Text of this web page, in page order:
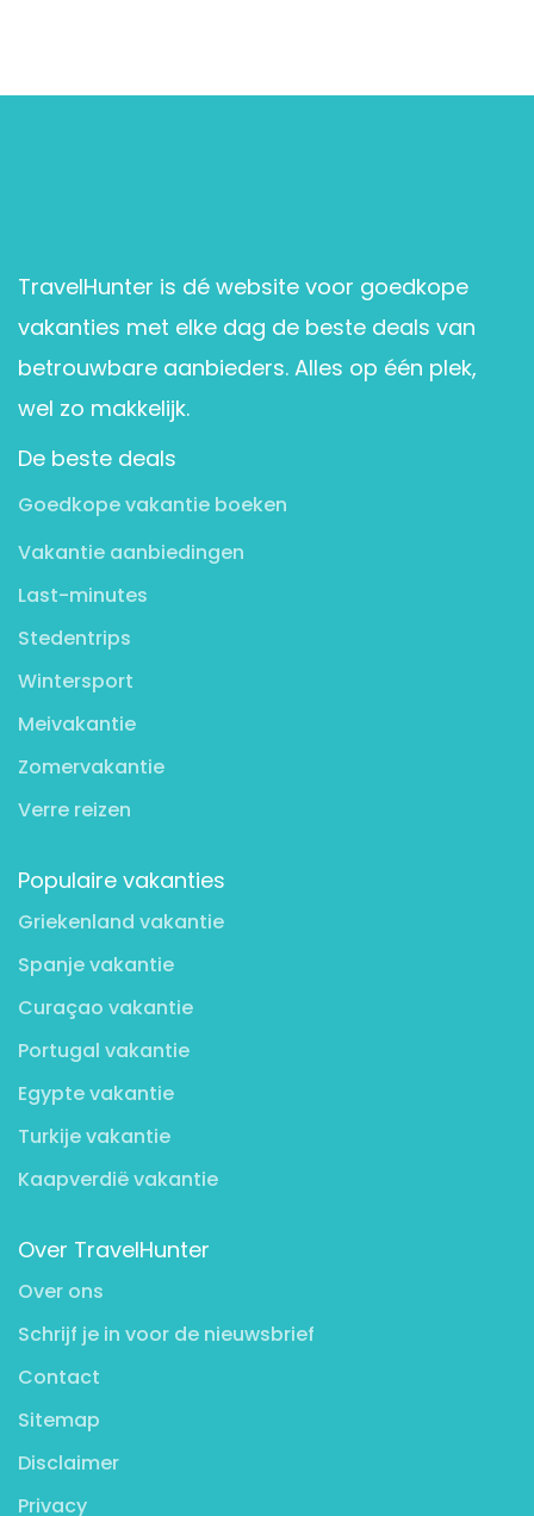
TravelHunter is dé website voor goedkope
vakanties met elke dag de beste deals van
betrouwbare aanbieders. Alles op één plek,
wel zo makkelijk.
De beste deals
Goedkope vakantie boeken
Vakantie aanbiedingen
Last-minutes
Stedentrips
Wintersport
Meivakantie
Zomervakantie
Verre reizen
Populaire vakanties
Griekenland vakantie
Spanje vakantie
Curaçao vakantie
Portugal vakantie
Egypte vakantie
Turkije vakantie
Kaapverdië vakantie
Over TravelHunter
Over ons
Schrijf je in voor de nieuwsbrief
Contact
Sitemap
Disclaimer
Privacy